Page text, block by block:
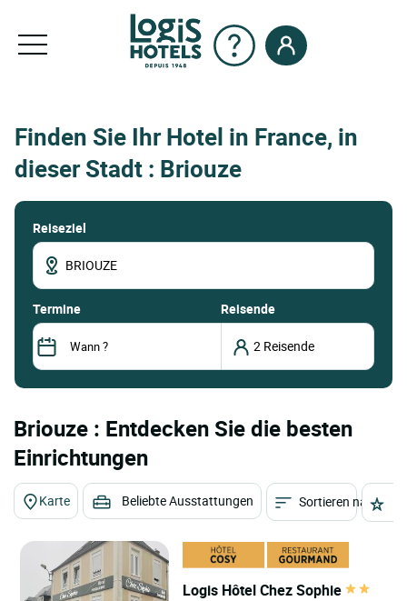
Finden Sie Ihr Hotel in France, in
dieser Stadt : Briouze
Reiseziel
termine Reisende
Briouze : Entdecken Sie die besten
Einrichtungen
Karte Beliebte Ausstattungen Sortieren nach
Logis Hôtel Chez Sophie